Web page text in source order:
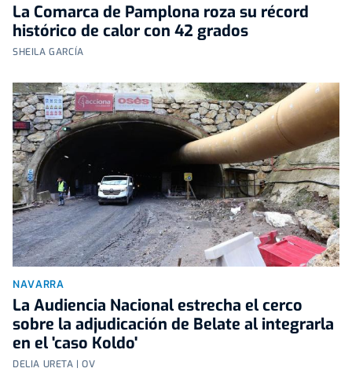
La Comarca de Pamplona roza su récord
histórico de calor con 42 grados
SHEILA GARCÍA
NAVARRA
La Audiencia Nacional estrecha el cerco
sobre la adjudicación de Belate al integrarla
en el 'caso Koldo'
DELIA URETA | OV